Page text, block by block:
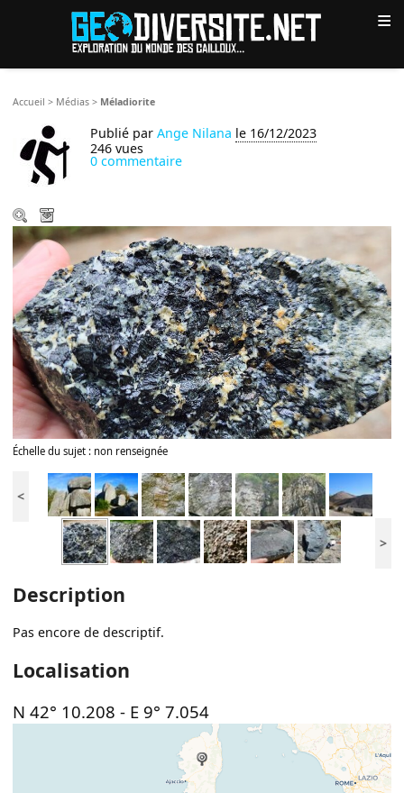
≡
Accueil > Médias > Méladiorite
Publié parAnge Nilana le 16/12/2023
246 vues
0 commentaire
Échelle du sujet : non renseignée
<
>
Description
Pas encore de descriptif.
Localisation
N 42° 10.208 - E 9° 7.054